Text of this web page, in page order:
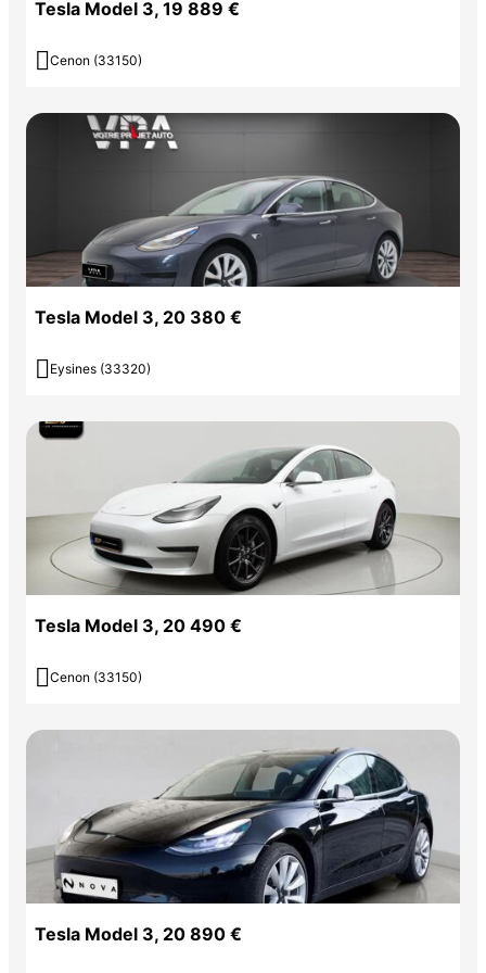
## Contrôles effectués
* Vérification historique Tesla
* Contrôle de l'état de la batterie
* Vérification logicielle et matérielle
* Contrôle technique général
* Contrôle de l'épaisseur de peinture
* Vérification dossiers d'assurance
* Autopilot
* Toit panoramique
* Double chargeur à induction
Tesla Model 3, 19 889 €
 Cenon (33150)
Tesla Model 3, 20 380 €
 Eysines (33320)
Tesla Model 3, 20 490 €
 Cenon (33150)
Tesla Model 3, 20 890 €